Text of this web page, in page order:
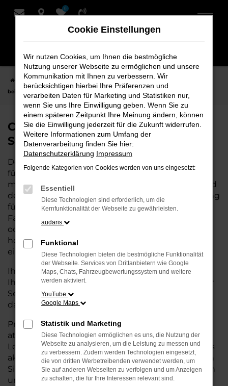
Zum
0
Startseite Syke CUPRA CUPRA Leon
CUPRA Leon Neuwagen
bei Schmidt + Koch für Syke
CUPRA Leon Neuwagen bei
Schmidt + Koch für Syke
Der CUPRA Leon ist die perfekte Wahl für alle, die
für Syke einen Neuwagen suchen. Mit seiner
modernen Technik, seinem effizienten Antrieb und
dem stilvollen Design ist der Leon die ideale Lösung
für jeden, der ein zuverlässiges und komfortables
Fahrzeug möchte. Egal, ob für den Stadtverkehr
oder längere Fahrten – der Leon bietet Ihnen
höchsten Fahrkomfort, innovative Features und
eine herausragende Wirtschaftlichkeit.
Ihr CUPRA Autohaus in der Nähe von Syke steht
Ihnen mit einer breiten Auswahl an Neuwagen zur
Seite und bietet Ihnen umfassende
damit Sie das für Sie passende Fahrzeug finden.
Profitieren Sie von zusätzlichen Services wie
attraktiven Finanzierungsmöglichkeiten,
Leasingangeboten und der Inzahlungnahme Ihres
aktuellen Fahrzeugs. Besuchen Sie uns und lassen
Sie sich von unseren Experten beraten – wir freuen
uns, Ihnen den perfekten Neuwagen zu
Cookie Einstellungen
Wir nutzen Cookies, um Ihnen die bestmögliche
Nutzung unserer Webseite zu ermöglichen und unsere
Kommunikation mit Ihnen zu verbessern. Wir
berücksichtigen hierbei Ihre Präferenzen und
verarbeiten Daten für Marketing und Statistiken nur,
wenn Sie uns Ihre Einwilligung geben. Wenn Sie zu
einem späteren Zeitpunkt Ihre Meinung ändern, können
Sie die Einwilligung jederzeit für die Zukunft widerrufen.
Weitere Informationen zum Umfang der
Datenverarbeitung finden Sie hier:
Datenschutzerklärung Impressum
Folgende Kategorien von Cookies werden von uns eingesetzt:
Essentiell
Diese Technologien sind erforderlich, um die
Kernfunktionalität der Webseite zu gewährleisten.
audaris
Funktional
Diese Technologien bieten die bestmögliche Funktionalität
der Webseite. Services von Drittanbietern wie Google
Maps, Chats, Fahrzeugbewertungssystem und weitere
werden aktiviert.
YouTube
Google Maps
Statistik und Marketing
Diese Technologien ermöglichen es uns, die Nutzung der
Webseite zu analysieren, um die Leistung zu messen und
zu verbessern. Zudem werden Technologien eingesetzt,
die von dritten Werbetreibenden verwendet werden, um
Sie auf anderen Webseiten zu verfolgen und um Anzeigen
zu schalten, die für Ihre Interessen relevant sind.